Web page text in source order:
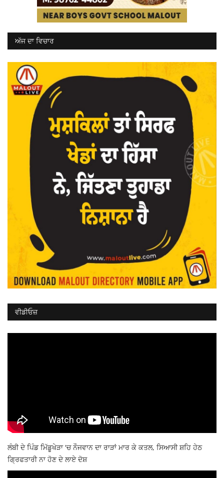
ਅੱਜ ਦਾ ਵਿਚਾਰ
ਵੀਡੀਓਜ਼
ਲੰਬੀ ਦੇ ਪਿੰਡ ਮਿੱਡੂਖੇੜਾ 'ਚ ਨੌਜਵਾਨ ਦਾ ਰਾੜਾਂ ਮਾਰ ਕੇ ਕਤਲ, ਸਿਆਸੀ ਸ਼ਹਿ ਹੇਠ
ਗ੍ਰਿਫਤਾਰੀ ਨਾ ਹੋਣ ਦੇ ਲਾਏ ਦੋਸ਼